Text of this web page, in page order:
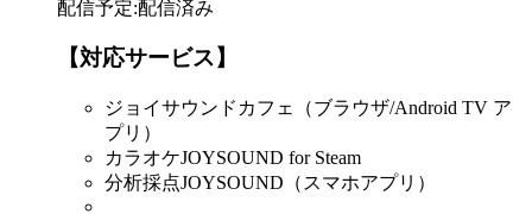
配信予定:配信済み
【対応サービス】
ジョイサウンドカフェ（ブラウザ/Android TV ア
プリ）
カラオケJOYSOUND for Steam
分析採点JOYSOUND（スマホアプリ）